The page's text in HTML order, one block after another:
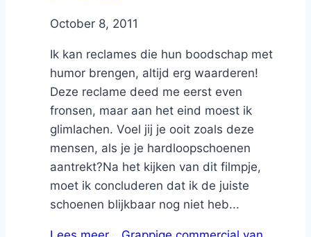
ByNicole
October 8, 2011
Ik kan reclames die hun boodschap met
humor brengen, altijd erg waarderen!
Deze reclame deed me eerst even
fronsen, maar aan het eind moest ik
glimlachen. Voel jij je ooit zoals deze
mensen, als je je hardloopschoenen
aantrekt?Na het kijken van dit filmpje,
moet ik concluderen dat ik de juiste
schoenen blijkbaar nog niet heb...